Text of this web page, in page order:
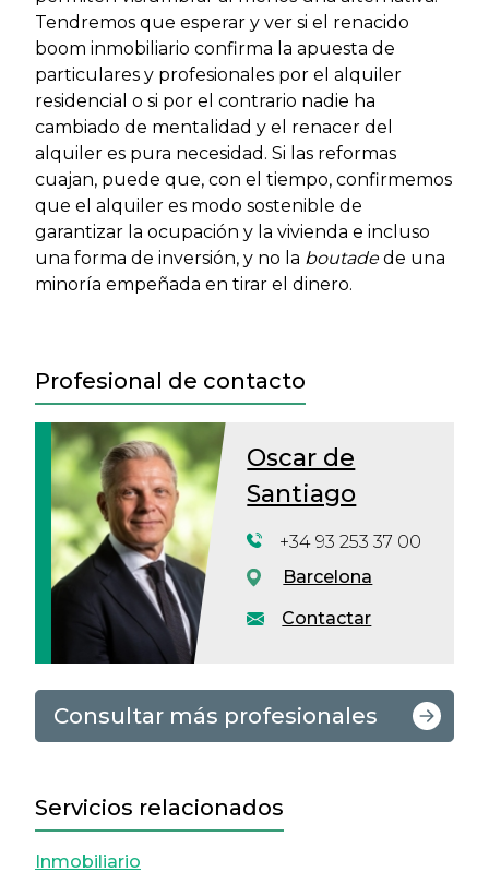
Tendremos que esperar y ver si el renacido
boom inmobiliario confirma la apuesta de
particulares y profesionales por el alquiler
residencial o si por el contrario nadie ha
cambiado de mentalidad y el renacer del
alquiler es pura necesidad. Si las reformas
cuajan, puede que, con el tiempo, confirmemos
que el alquiler es modo sostenible de
garantizar la ocupación y la vivienda e incluso
una forma de inversión, y no la boutadede una
minoría empeñada en tirar el dinero.
Profesional de contacto
Oscar de
Santiago
Contactar
+34 93 253 37 00
Barcelona
Consultar más profesionales
Servicios relacionados
Inmobiliario